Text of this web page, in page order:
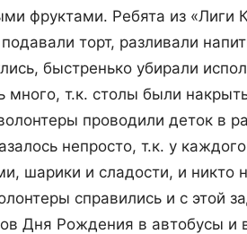
фруктами. Ребята из «Лиги
торт, разливали
быстренько убирали
много, т.к. столы были
проводили деток в
непросто, т.к. у
шарики и сладости, и никто
справились и с этой
Дня Рождения в автобусы и